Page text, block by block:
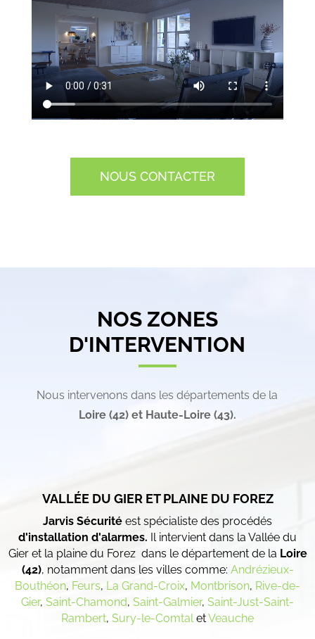
NOUS CONTACTER
NOS ZONES
D'INTERVENTION
Nous intervenons dans les départements de la
Loire (42) et Haute-Loire (43).
VALLÉE DU GIER ET PLAINE DU FOREZ
Jarvis Sécurité est spécialiste des procédés
d'installation d'alarmes. Il intervient dans la Vallée du
Gier et la plaine du Forez dans le département de la Loire
(42), notamment dans les villes comme: Andrézieux-
Bouthéon, Feurs, La Grand-Croix, Montbrison, Rive-de-
Gier, Saint-Chamond, Saint-Galmier, Saint-Just-Saint-
Rambert, Sury-le-Comtal etVeauche